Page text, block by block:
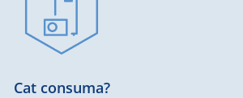
Cat consuma?